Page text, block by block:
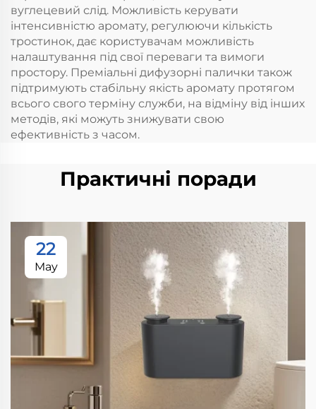
вуглецевий слід. Можливість керувати
інтенсивністю аромату, регулюючи кількість
тростинок, дає користувачам можливість
налаштування під свої переваги та вимоги
простору. Преміальні дифузорні палички також
підтримують стабільну якість аромату протягом
всього свого терміну служби, на відміну від інших
методів, які можуть знижувати свою
ефективність з часом.
Практичні поради
22
May